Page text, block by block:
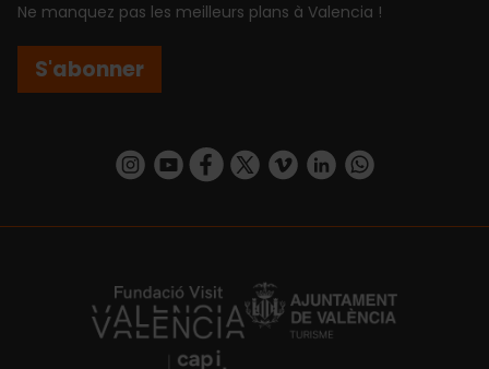
Ne manquez pas les meilleurs plans à Valencia !
S'abonner
https://www.instagram.com/visit_valencia/
https://www.youtube.com/user/
https://www.facebook.com/
https://twitter.com/
https://vimeo.com/
https://www.linkedin.com/company/turismo-valencia/https://api.whatsapp.com/send/
https://fundacion.visitvalencia.com/